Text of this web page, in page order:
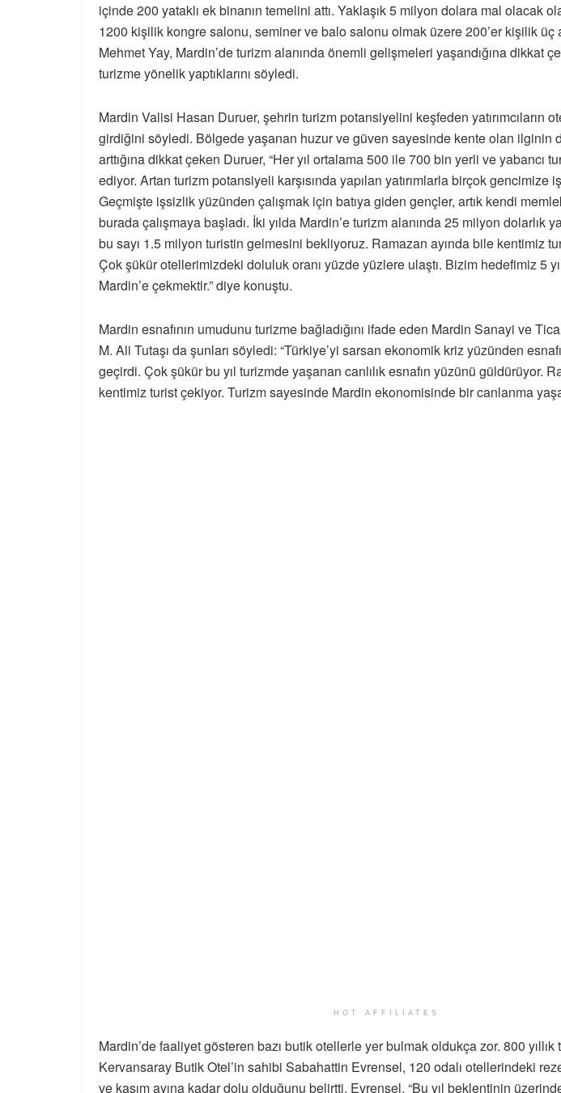
içinde 200 yataklı ek binanın temelini attı. Yaklaşık 5 milyon dolara mal olacak
1200 kişilik kongre salonu, seminer ve balo salonu olmak üzere 200’er kişilik üç
Mehmet Yay, Mardin’de turizm alanında önemli gelişmeleri yaşandığına dikkat
turizme yönelik yaptıklarını söyledi.
Mardin Valisi Hasan Duruer, şehrin turizm potansiyelini keşfeden yatırımcıların
girdiğini söyledi. Bölgede yaşanan huzur ve güven sayesinde kente olan ilginin
arttığına dikkat çeken Duruer, “Her yıl ortalama 500 ile 700 bin yerli ve yabancı
ediyor. Artan turizm potansiyeli karşısında yapılan yatırımlarla birçok gencimize
Geçmişte işsizlik yüzünden çalışmak için batıya giden gençler, artık kendi
burada çalışmaya başladı. İki yılda Mardin’e turizm alanında 25 milyon dolarlık
bu sayı 1.5 milyon turistin gelmesini bekliyoruz. Ramazan ayında bile kentimiz
Çok şükür otellerimizdeki doluluk oranı yüzde yüzlere ulaştı. Bizim hedefimiz 5
Mardin’e çekmektir.” diye konuştu.
Mardin esnafının umudunu turizme bağladığını ifade eden Mardin Sanayi ve
M. Ali Tutaşı da şunları söyledi: “Türkiye’yi sarsan ekonomik kriz yüzünden
geçirdi. Çok şükür bu yıl turizmde yaşanan canlılık esnafın yüzünü güldürüyor.
kentimiz turist çekiyor. Turizm sayesinde Mardin ekonomisinde bir canlanma
HOT AFFILIATES
Mardin’de faaliyet gösteren bazı butik otellerle yer bulmak oldukça zor. 800 yıllık
Kervansaray Butik Otel’in sahibi Sabahattin Evrensel, 120 odalı otellerindeki
ve kasım ayına kadar dolu olduğunu belirtti. Evrensel, “Bu yıl beklentinin